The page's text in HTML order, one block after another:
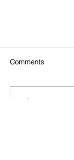
부인과질환
Comments
Write a comment...